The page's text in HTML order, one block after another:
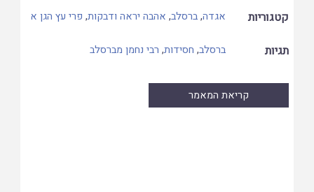
קטגוריות אגדה,ברסלב, אהבה יראה ודבקות, פרי עץ הגן א
תגיות ברסלב, חסידות, רבי נחמן מברסלב
קריאת המאמר